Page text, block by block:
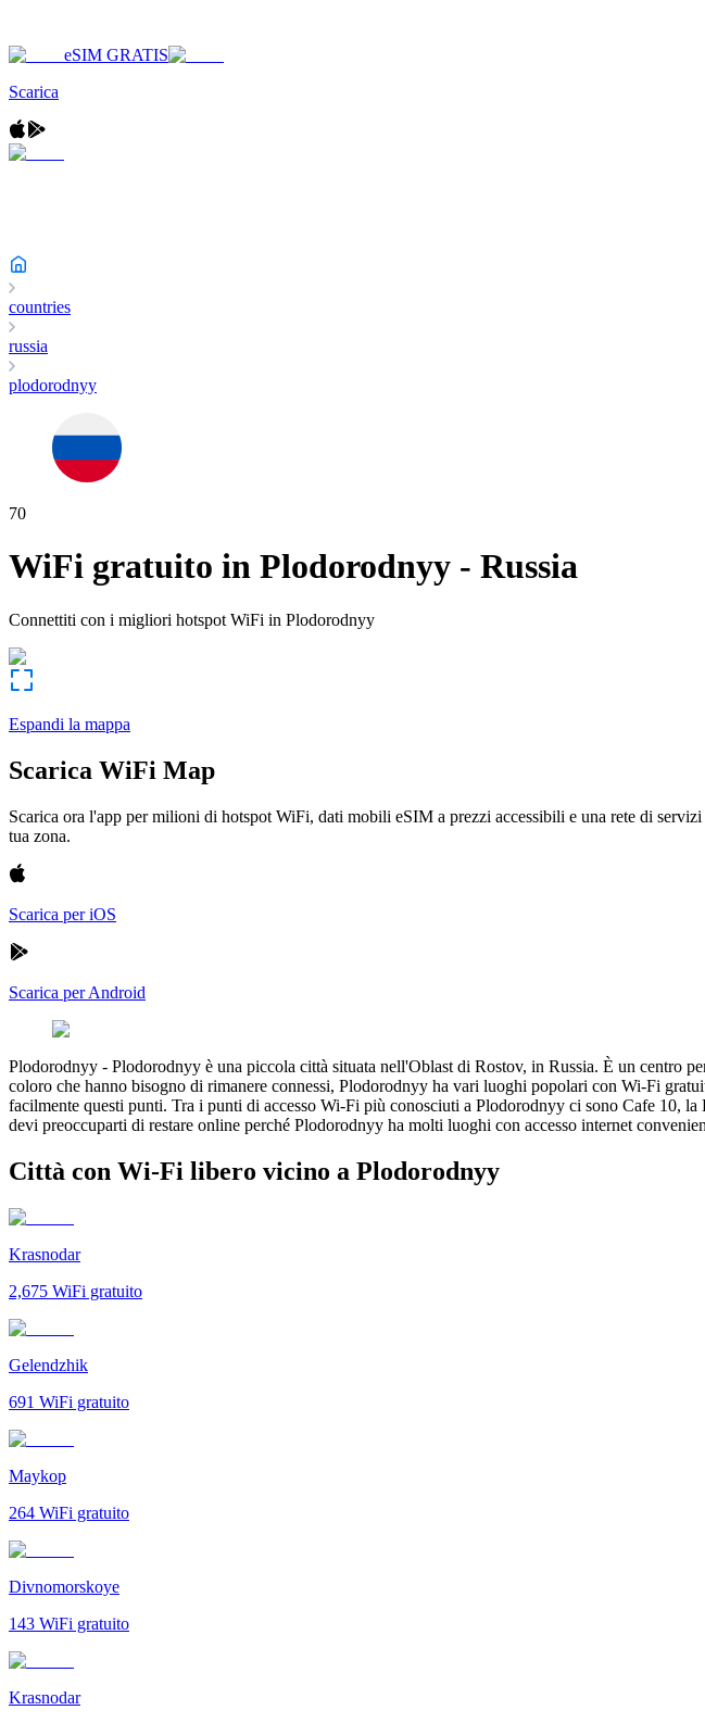
eSIM GRATIS
Scarica
countries
russia
plodorodnyy
70
WiFi gratuito in Plodorodnyy - Russia
Connettiti con i migliori hotspot WiFi in Plodorodnyy
Espandi la mappa
Scarica WiFi Map
Scarica ora l'app per milioni di hotspot WiFi, dati mobili eSIM a prezzi accessibili e una rete di
tua zona.
Scarica per iOS
Scarica per Android
Plodorodnyy - Plodorodnyy è una piccola città situata nell'Oblast di Rostov, in Russia. È un centro
coloro che hanno bisogno di rimanere connessi, Plodorodnyy ha vari luoghi popolari con Wi-Fi
facilmente questi punti. Tra i punti di accesso Wi-Fi più conosciuti a Plodorodnyy ci sono Cafe 10,
devi preoccuparti di restare online perché Plodorodnyy ha molti luoghi con accesso internet
Città con Wi-Fi libero vicino a Plodorodnyy
Krasnodar
2,675 WiFi gratuito
Gelendzhik
691 WiFi gratuito
Maykop
264 WiFi gratuito
Divnomorskoye
143 WiFi gratuito
Krasnodar